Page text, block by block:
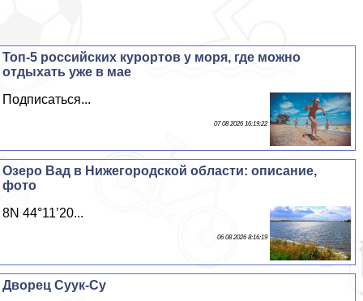
Топ-5 российских курортов у моря, где можно
отдыхать уже в мае
Подписаться...
07 08 2026 16:19:22
Озеро Вад в Нижегородской области: описание,
фото
8N 44°11’20...
06 08 2026 8:16:19
Дворец Суук-Су